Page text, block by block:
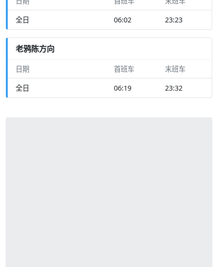
全日 06:02 23:23
老鸦陈方向
日期 首班车 末班车
全日 06:19 23:32